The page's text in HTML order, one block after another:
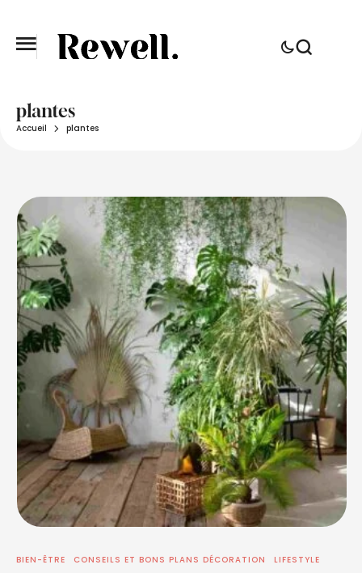
plantes
Accueil plantes
BIEN-ÊTRE CONSEILS ET BONS PLANS DÉCORATION
LIFESTYLE